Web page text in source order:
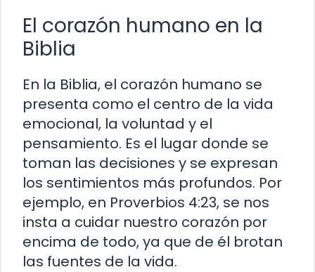
El corazón humano en la
Biblia
En la Biblia, el corazón humano se
presenta como el centro de la vida
emocional, la voluntad y el
pensamiento. Es el lugar donde se
toman las decisiones y se expresan
los sentimientos más profundos. Por
ejemplo, en Proverbios 4:23, se nos
insta a cuidar nuestro corazón por
encima de todo, ya que de él brotan
las fuentes de la vida.